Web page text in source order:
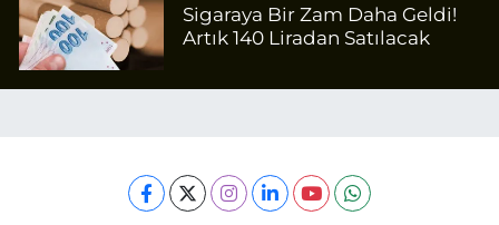
Sigaraya Bir Zam Daha Geldi!
Artık 140 Liradan Satılacak